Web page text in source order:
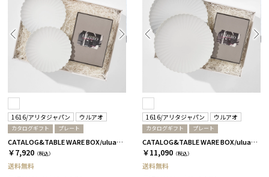
1616/アリタジャパン ウルアオ
カタログギフト プレート
CATALOG&TABLE WARE BOX/uluao/パレスプレート160 2枚セット/全5種 アウレリアーナ
￥7,920 （税込）
送料無料
1616/アリタジャパン ウルアオ
カタログギフト プレート
CATALOG&TABLE WARE BOX/uluao/パレスプレート220 2枚セット/全5種 アウレリアーナ
￥11,090 （税込）
送料無料